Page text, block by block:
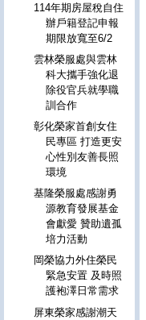
114年期房屋稅自住
辦戶籍登記申報
期限放寬至6/2
雲林榮服處與雲林
科大攜手強化退
除役官兵就學職
訓合作
彰化榮家首創女住
民專區 打造更安
心性別友善長照
環境
基隆榮服處感謝勇
源教育發展基金
會獻愛 贊助遺孤
培力活動
岡榮協力外住榮民
緊急安置 及時照
護袍澤日常需求
屏東榮家感謝潮天